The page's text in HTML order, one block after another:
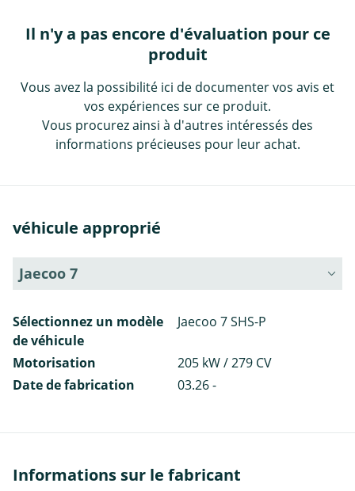
Il n'y a pas encore d'évaluation pour ce
produit
Vous avez la possibilité ici de documenter vos avis et
vos expériences sur ce produit.
Vous procurez ainsi à d'autres intéressés des
informations précieuses pour leur achat.
véhicule approprié
Jaecoo 7
Sélectionnez un modèle
de véhicule
Jaecoo 7 SHS-P
Motorisation
205 kW / 279 CV
Date de fabrication
03.26 -
Informations sur le fabricant